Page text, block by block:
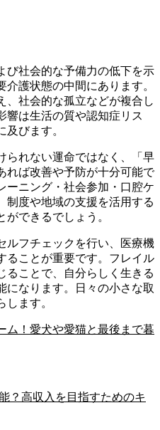
び社会的な予備力の低下を示
護状態の中間にあります。
、社会的な孤立などが複合し
響は生活の質や認知症リス
びます。
られない運命ではなく、「早
れば改善や予防が十分可能で
ーニング・社会参加・口腔ケ
制度や地域の支援を活用する
できるでしょう。
ルフチェックを行い、医療機
ることが重要です。フレイル
ることで、自分らしく生きる
になります。日々の小さな取
します。
ム！愛犬や愛猫と最後まで暮
？高収入を目指すためのキ